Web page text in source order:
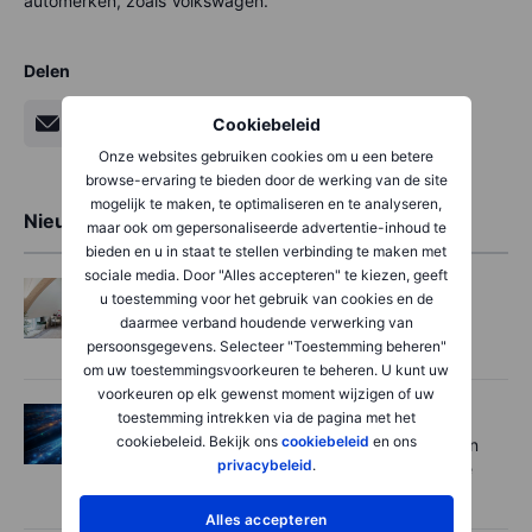
Cookiebeleid
Onze websites gebruiken cookies om u een betere
browse-ervaring te bieden door de werking van de site
mogelijk te maken, te optimaliseren en te analyseren,
maar ook om gepersonaliseerde advertentie-inhoud te
bieden en u in staat te stellen verbinding te maken met
sociale media. Door "Alles accepteren" te kiezen, geeft
u toestemming voor het gebruik van cookies en de
daarmee verband houdende verwerking van
persoonsgegevens. Selecteer "Toestemming beheren"
om uw toestemmingsvoorkeuren te beheren. U kunt uw
voorkeuren op elk gewenst moment wijzigen of uw
toestemming intrekken via de pagina met het
cookiebeleid. Bekijk ons cookiebeleid en ons
privacybeleid.
Alles accepteren
Delen
Nieuwste artikelen
Aandelen
2026-08-06 08:04
Xior toont zijn prijsmacht op een krappe
kotenmarkt
Aandelen
2026-07-31 08:30
Sterke vraag en chiptekorten bij Apple en
Amazon, maar beleggers trekken andere
conclusies